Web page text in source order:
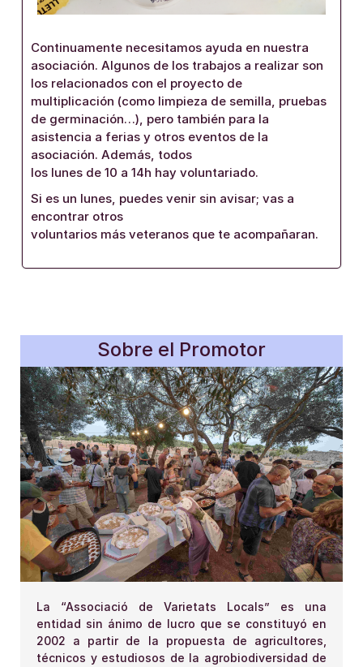
Continuamente necesitamos ayuda en nuestra
asociación. Algunos de los trabajos a realizar son
los relacionados con el proyecto de
multiplicación (como limpieza de semilla, pruebas
de germinación…), pero también para la
asistencia a ferias y otros eventos de la
asociación. Además, todos
los lunes de 10 a 14h hay voluntariado.
Si es un lunes, puedes venir sin avisar; vas a
encontrar otros
voluntarios más veteranos que te acompañaran.
Sobre el Promotor
La “Associació de Varietats Locals” es una
entidad sin ánimo de lucro que se constituyó en
2002 a partir de la propuesta de agricultores,
técnicos y estudiosos de la agrobiodiversidad de